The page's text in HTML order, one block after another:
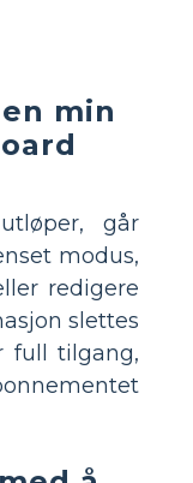
min
går
modus,
redigere
slettes
full tilgang,